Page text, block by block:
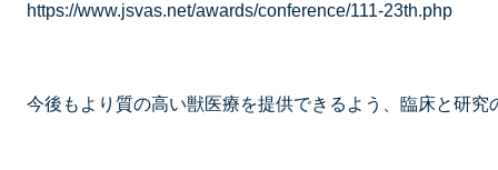
https://www.jsvas.net/awards/conference/111-23th.php
今後もより質の高い獣医療を提供できるよう、臨床と研